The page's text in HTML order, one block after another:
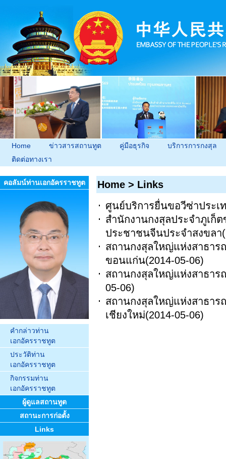
Home ข่าวสารสถานทูต คู่มือธุรกิจ
บริการการกงสุล
ติดต่อทางเรา
คอลัมน์ท่านเอกอัครราชทูต
คำกล่าวท่าน
เอกอัครราชทูต
ประวัติท่าน
เอกอัครราชทูต
กิจกรรมท่าน
เอกอัครราชทูต
ผู้ดูแลสถานทูต
สถานะการก่อตั้ง
Links
Home > Links
ศูนย์บริการยื่นขอวีซ่าประเ
สำนักงานกงสุลประจำภูเก็
ประชาชนจีนประจำสงขลา
สถานกงสุลใหญ่แห่งสาธา
ขอนแก่น(2014-05-06)
สถานกงสุลใหญ่แห่งสาธา
05-06)
สถานกงสุลใหญ่แห่งสาธา
เชียงใหม่(2014-05-06)